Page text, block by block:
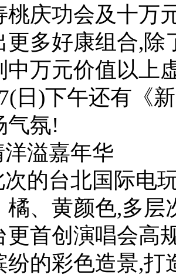
桃庆功会及十万
更多好康组合,除
中万元价值以上
日)下午还有《
气氛!
溢嘉年华
的台北国际电
橘、黄颜色,多层
更首创演唱会高
纷的彩色造景,打